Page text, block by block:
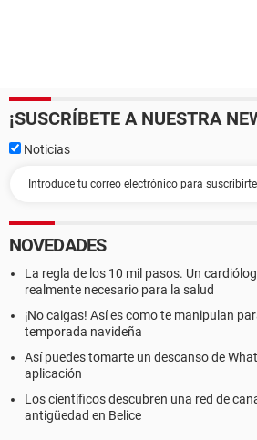
¡SUSCRÍBETE A NUESTRA
Noticias
NOVEDADES
La regla de los 10 mil pasos. Un
realmente necesario para la salud
¡No caigas! Así es como te manipulan
temporada navideña
Así puedes tomarte un descanso de
aplicación
Los científicos descubren una red de
antigüedad en Belice